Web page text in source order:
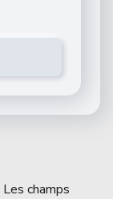
Les champs